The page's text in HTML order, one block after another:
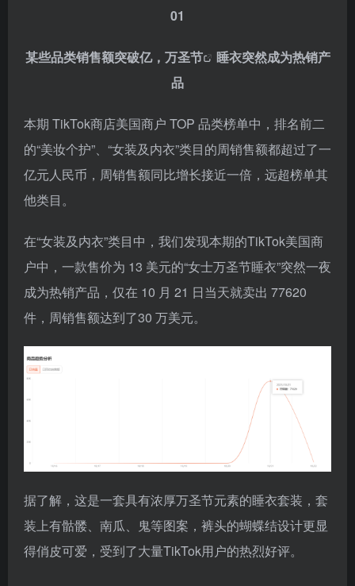
01
某些品类销售额突破亿， 万圣节
睡衣突然成为热销产
品
本期 TikTok商店美国商户 TOP 品类榜单中，排名前二
的“美妆个护”、“女装及内衣”类目的周销售额都超过了一
亿元人民币，周销售额同比增长接近一倍，远超榜单其
他类目。
在“女装及内衣”类目中，我们发现本期的TikTok美国商
户中，一款售价为 13 美元的“女士万圣节睡衣”突然一夜
成为热销产品，仅在 10 月 21 日当天就卖出 77620
件，周销售额达到了30 万美元。
据了解，这是一套具有浓厚万圣节元素的睡衣套装，套
装上有骷髅、南瓜、鬼等图案，裤头的蝴蝶结设计更显
得俏皮可爱，受到了大量TikTok用户的热烈好评。